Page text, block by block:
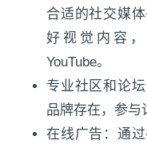
合适的社交媒
好视觉内容，
YouTube。
专业社区和论
品牌存在，参与
在线广告：通